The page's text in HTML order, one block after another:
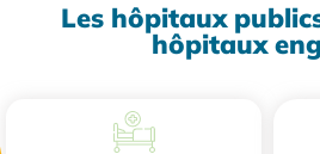
Les hôpitaux
hôpitaux